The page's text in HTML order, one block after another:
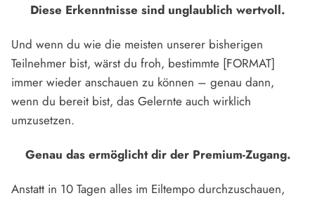
Diese Erkenntnisse sind unglaublich wertvoll.
Und wenn du wie die meisten unserer bisherigen
Teilnehmer bist, wärst du froh, bestimmte [FORMAT]
immer wieder anschauen zu können – genau dann,
wenn du bereit bist, das Gelernte auch wirklich
umzusetzen.
Genau das ermöglicht dir der Premium-Zugang.
Anstatt in 10 Tagen alles im Eiltempo durchzuschauen,